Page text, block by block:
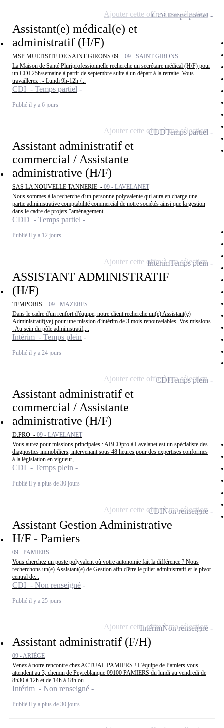
Assistant(e) médical(e) et
administratif (H/F)
MSP MULTISITE DE SAINT GIRONS 09 - 09 - SAINT-GIRONS
La Maison de Santé Pluriprofessionnelle recherche un secrétaire médical (H/F) pour
un CDI 25h/semaine à partir de septembre suite à un départ à la retraite. Vous
travaillerez : - Lundi 9h-12h /...
CDI - Temps partiel
Publié il y a 6 jours
CDITemps partiel
Ajouter cette offre à ma sélection
Assistant administratif et
commercial / Assistante
administrative (H/F)
SAS LA NOUVELLE TANNERIE - 09 - LAVELANET
Nous sommes à la recherche d'un personne polyvalente qui aura en charge une
partie administrative comptabilité commercial de notre sociétés ainsi que la gestion
dans le cadre de projets "aménagement...
CDD - Temps partiel
Publié il y a 12 jours
CDDTemps partiel
Ajouter cette offre à ma sélection
ASSISTANT ADMINISTRATIF
(H/F)
TEMPORIS - 09 - MAZERES
Dans le cadre d'un renfort d'équipe, notre client recherche un(e) Assistant(e)
Administratif(ve) pour une mission d'intérim de 3 mois renouvelables. Vos missions
: Au sein du pôle administratif,...
Intérim - Temps plein
Publié il y a 24 jours
IntérimTemps plein
Ajouter cette offre à ma sélection
Assistant administratif et
commercial / Assistante
administrative (H/F)
D.PRO - 09 - LAVELANET
Vous aurez pour missions principales : ABCDpro à Lavelanet est un spécialiste des
diagnostics immobiliers, intervenant sous 48 heures pour des expertises conformes
à la législation en vigueur,...
CDI - Temps plein
Publié il y a plus de 30 jours
CDITemps plein
Ajouter cette offre à ma sélection
Assistant Gestion Administrative
H/F - Pamiers
09 - PAMIERS
Vous cherchez un poste polyvalent où votre autonomie fait la différence ? Nous
recherchons un(e) Assistant(e) de Gestion afin d'être le pilier administratif et le pivot
central de...
CDI - Non renseigné
Publié il y a 25 jours
CDINon renseigné
Ajouter cette offre à ma sélection
Assistant administratif (F/H)
09 - ARIÈGE
Venez à notre rencontre chez ACTUAL PAMIERS ! L'équipe de Pamiers vous
attendent au 3, chemin de Peyreblanque 09100 PAMIERS du lundi au vendredi de
8h30 à 12h et de 14h à 18h ou...
Intérim - Non renseigné
Publié il y a plus de 30 jours
IntérimNon renseigné
Ajouter cette offre à ma sélection